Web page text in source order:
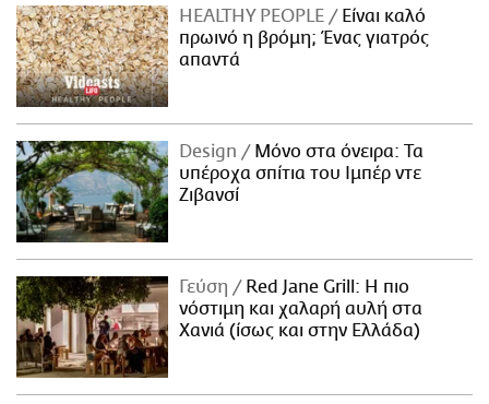
HEALTHY PEOPLE
Είναι καλό
πρωινό η βρόμη; Ένας γιατρός
απαντά
Design
Μόνο στα όνειρα: Τα
υπέροχα σπίτια του Ιμπέρ ντε
Ζιβανσί
Γεύση
Red Jane Grill: Η πιο
νόστιμη και χαλαρή αυλή στα
Χανιά (ίσως και στην Ελλάδα)